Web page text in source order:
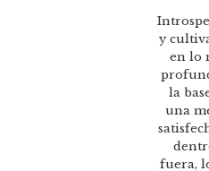
y
en lo
la
una
fuera,